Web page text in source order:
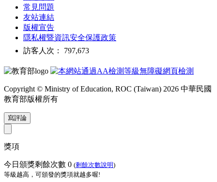
常見問題
友站連結
版權宣告
隱私權暨資訊安全保護政策
訪客人次： 797,673
Copyright © Ministry of Education, ROC (Taiwan) 2026 中華民國
教育部版權所有
寫評論
獎項
今日頒獎剩餘次數 0 (剩餘次數說明)
等級越高，可頒發的獎項就越多喔!